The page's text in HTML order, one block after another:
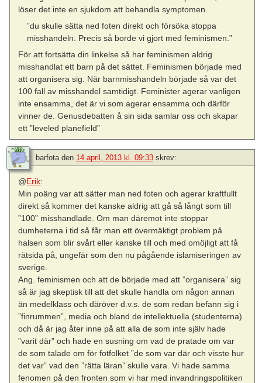
löser det inte en sjukdom att behandla symptomen.
”du skulle sätta ned foten direkt och försöka stoppa
misshandeln. Precis så borde vi gjort med feminismen.”
För att fortsätta din linkelse så har feminismen aldrig
misshandlat ett barn på det sättet. Feminismen började med
att organisera sig. När barnmisshandeln började så var det
100 fall av misshandel samtidigt. Feminister agerar vanligen
inte ensamma, det är vi som agerar ensamma och därför
vinner de. Genusdebatten å sin sida samlar oss och skapar
ett ”leveled planefield”
barfota den 14 april, 2013 kl. 09:33 skrev:
@Erik:
Min poäng var att sätter man ned foten och agerar kraftfullt
direkt så kommer det kanske aldrig att gå så långt som till
”100” misshandlade. Om man däremot inte stoppar
dumheterna i tid så får man ett övermäktigt problem på
halsen som blir svårt eller kanske till och med omöjligt att få
rätsida på, ungefär som den nu pågående islamiseringen av
sverige.
Ang. feminismen och att de började med att ”organisera” sig
så är jag skeptisk till att det skulle handla om någon annan
än medelklass och däröver d.v.s. de som redan befann sig i
”finrummen”, media och bland de intellektuella (studenterna)
och då är jag åter inne på att alla de som inte själv hade
”varit där” och hade en susning om vad de pratade om var
de som talade om för fotfolket ”de som var där och visste hur
det var” vad den ”rätta läran” skulle vara. Vi hade samma
fenomen på den fronten som vi har med invandringspolitiken